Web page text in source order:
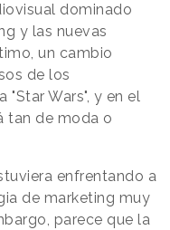
dominado
y las nuevas
un cambio
de los
"Star Wars", y en el
tan de moda o
enfrentando a
de marketing muy
parece que la